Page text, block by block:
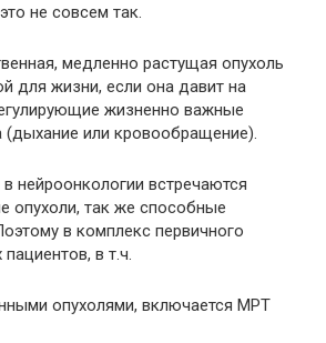
не совсем так.
медленно растущая опухоль
для жизни, если она давит на
жизненно важные
(дыхание или кровообращение).
нейроонкологии встречаются
опухоли, так же способные
в комплекс первичного
в т.ч.
опухолями, включается МРТ